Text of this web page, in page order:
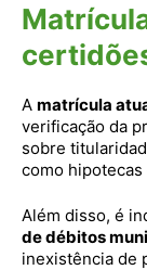
A matrícula
verificação da
sobre
como
Além disso, é
de débitos
inexistência de